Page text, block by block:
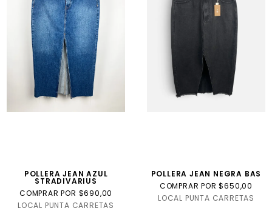
POLLERA JEAN AZUL
STRADIVARIUS
COMPRAR POR $690,00
LOCAL PUNTA CARRETAS
POLLERA JEAN NEGRA BAS
COMPRAR POR $650,00
LOCAL PUNTA CARRETAS